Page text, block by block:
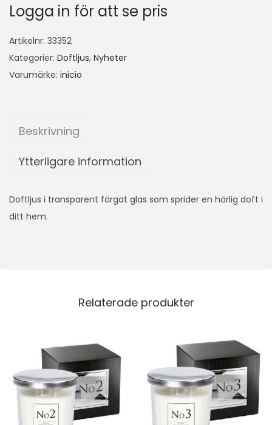
Logga in för att se pris
Artikelnr: 33352
Kategorier: Doftljus, Nyheter
Varumärke: inicio
Beskrivning
Ytterligare information
Doftljus i transparent färgat glas som sprider en härlig doft i
ditt hem.
Relaterade produkter